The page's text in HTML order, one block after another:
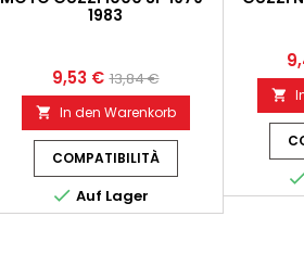
1983
9,53 € 13,84 €
 In den Warenkorb
COMPATIBILITÀ
 Auf Lager
